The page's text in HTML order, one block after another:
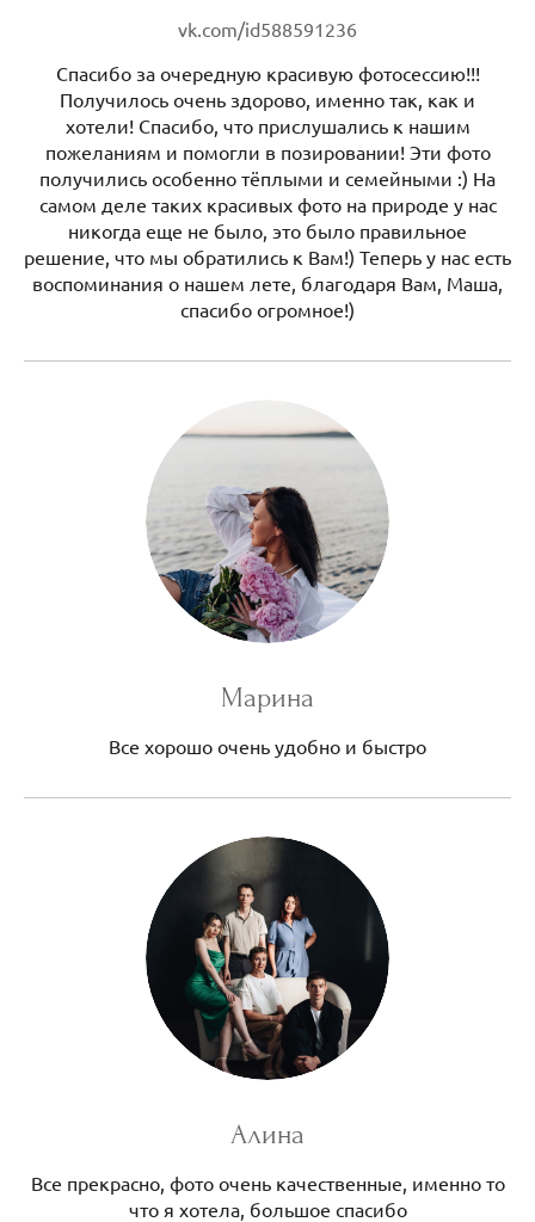
vk.com/id588591236
Спасибо за очередную красивую фотосессию!!!
Получилось очень здорово, именно так, как и
хотели! Спасибо, что прислушались к нашим
пожеланиям и помогли в позировании! Эти фото
получились особенно тёплыми и семейными :) На
самом деле таких красивых фото на природе у нас
никогда еще не было, это было правильное
решение, что мы обратились к Вам!) Теперь у нас есть
воспоминания о нашем лете, благодаря Вам, Маша,
спасибо огромное!)
Марина
Все хорошо очень удобно и быстро
Алина
Все прекрасно, фото очень качественные, именно то
что я хотела, большое спасибо